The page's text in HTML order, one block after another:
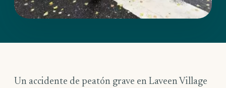
Un accidente de peatón grave en Laveen Village